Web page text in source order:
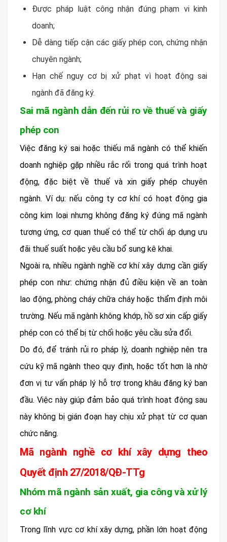
Được pháp luật công nhận đúng phạm vi kinh
doanh;
Dễ dàng tiếp cận các giấy phép con, chứng nhận
chuyên ngành;
Hạn chế nguy cơ bị xử phạt vì hoạt động sai
ngành đã đăng ký.
Sai mã ngành dẫn đến rủi ro về thuế và giấy
phép con
Việc đăng ký sai hoặc thiếu mã ngành có thể khiến
doanh nghiệp gặp nhiều rắc rối trong quá trình hoạt
động, đặc biệt về thuế và xin giấy phép chuyên
ngành. Ví dụ: nếu công ty cơ khí có hoạt động gia
công kim loại nhưng không đăng ký đúng mã ngành
tương ứng, cơ quan thuế có thể từ chối áp dụng ưu
đãi thuế suất hoặc yêu cầu bổ sung kê khai.
Ngoài ra, nhiều ngành nghề cơ khí xây dựng cần giấy
phép con như: chứng nhận đủ điều kiện về an toàn
lao động, phòng cháy chữa cháy hoặc thẩm định môi
trường. Nếu mã ngành không khớp, hồ sơ xin cấp giấy
phép con có thể bị từ chối hoặc yêu cầu sửa đổi.
Do đó, để tránh rủi ro pháp lý, doanh nghiệp nên tra
cứu kỹ mã ngành theo quy định, hoặc tốt hơn là nhờ
đơn vị tư vấn pháp lý hỗ trợ trong khâu đăng ký ban
đầu. Việc này giúp đảm bảo quá trình hoạt động sau
này không bị gián đoạn hay chịu xử phạt từ cơ quan
chức năng.
Mã ngành nghề cơ khí xây dựng theo
Quyết định 27/2018/QĐ-TTg
Nhóm mã ngành sản xuất, gia công và xử lý
cơ khí
Trong lĩnh vực cơ khí xây dựng, phần lớn hoạt động